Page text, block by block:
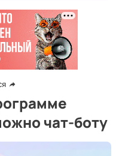
чат-боту